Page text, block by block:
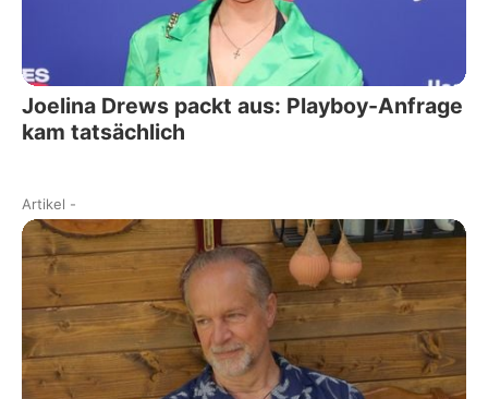
Joelina Drews packt aus: Playboy-Anfrage
kam tatsächlich
Artikel -